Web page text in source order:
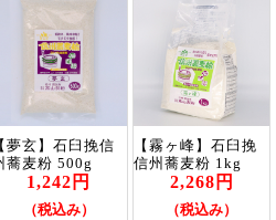
夢玄】石臼挽信
蕎麦粉 500g
1,242円
（税込み）
【霧ヶ峰】石臼挽
信州蕎麦粉 1kg
2,268円
（税込み）